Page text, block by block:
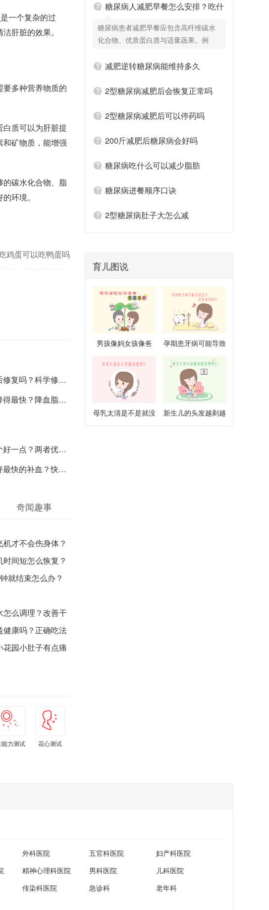
是一个复杂的过
肝脏的效果。
多种营养物质的
白质可以为肝脏提
矿物质，能增强
碳水化合物、脂
环境。
鸡蛋可以吃鸭蛋吗
？科学修复时间指南
降血脂食物TOP榜单
缺点对比，缺牙修复选择指南
补血的食物和食谱，建议收藏
奇闻趣事
才不会伤身体？
间短怎么恢复？
就结束怎么办？
怎么调理？改善干
健康吗？正确吃法
花园小肚子有点痛
能力测试 花心测试
糖尿病人减肥早餐怎么安排？吃什
么好？
糖尿病患者减肥早餐应包含高纤维碳水
化合物、优质蛋白质与适量蔬果。例
白），搭配燕麦粥（高纤维碳水化合
（补充维生素与膳食纤维）。燕麦富含
糖平稳上升；无糖豆浆能提供蛋白质，
与矿物质，且热量较低。这样的早餐既
控制血糖与体重，同时避免因饥饿引发
用。 不懂得正确的饮食方案是糖尿病的
指导，可以在控糖减肥路上事半功倍。
减肥逆转糖尿病能维持多久
2型糖尿病减肥后会恢复正常吗
2型糖尿病减肥后可以停药吗
200斤减肥后糖尿病会好吗
糖尿病吃什么可以减少脂肪
糖尿病进餐顺序口诀
2型糖尿病肚子大怎么减
育儿图说
男孩像妈女孩像爸
孕期患牙病可能导致
流产是真的吗
母乳太清是不是就没
新生儿的头发越剃越
外科医院 五官科医院
妇产科医院
精神心理科医院 男科医院
儿科医院
传染科医院 急诊科 老年科